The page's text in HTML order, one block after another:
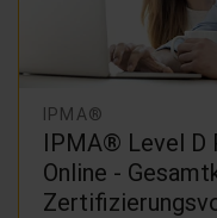
IPMA®
IPMA® Level D
Online -